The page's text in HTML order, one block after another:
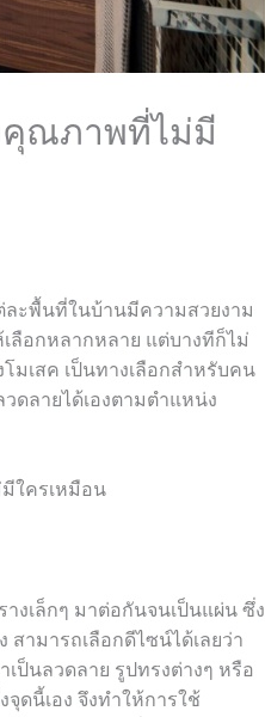
คุณภาพที่ไม่มี
ละพื้นที่ในบ้านมีความสวยงาม
ลือกหลากหลาย แต่บางทีก็ไม่
มเสค เป็นทางเลือกสำหรับคน
ดลายได้เองตามตำแหน่ง
งเล็กๆ มาต่อกันจนเป็นแผ่น ซึ่ง
ามารถเลือกดีไซน์ได้เลยว่า
ป็นลวดลาย รูปทรงต่างๆ หรือ
จุดนี้เอง จึงทำให้การใช้